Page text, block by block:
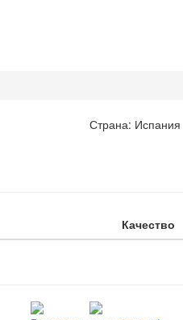
Страна: Испания
Качество